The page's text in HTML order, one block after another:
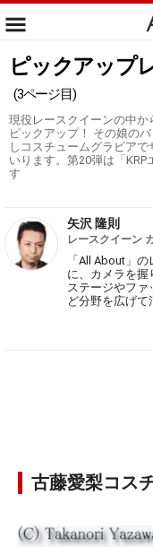
ピックアップ
(3ページ目)
現役レースクイーンの中
ピックアップ！ その娘の
しコスチュームグラビア
いります。第20弾は「
す
矢沢 隆則
レースクイーン
「All About」
に、カメラを
ステージやファ
ど分野を広げて
古藤愛梨コス